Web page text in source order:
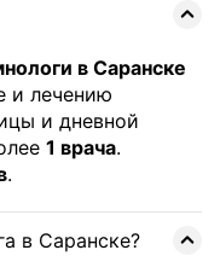
в Саранске
и лечению
и дневной
1 врача.
.
в Саранске?